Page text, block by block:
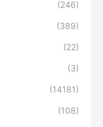
(246)
(389)
(22)
(3)
(14181)
(108)